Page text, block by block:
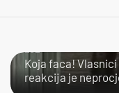
Koja faca!
reakcija je